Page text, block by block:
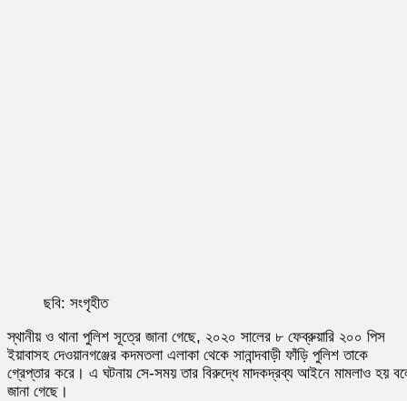
ছবি: সংগৃহীত
স্থানীয় ও থানা পুলিশ সূত্রে জানা গেছে, ২০২০ সালের ৮ ফেব্রুয়ারি ২০০ পিস
ইয়াবাসহ দেওয়ানগঞ্জের কদমতলা এলাকা থেকে সানান্দবাড়ী ফাঁড়ি পুলিশ তাকে
গ্রেপ্তার করে। এ ঘটনায় সে-সময় তার বিরুদ্ধে মাদকদ্রব্য আইনে মামলাও হয়
জানা গেছে।